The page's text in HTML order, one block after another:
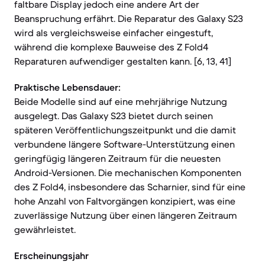
faltbare Display jedoch eine andere Art der
Beanspruchung erfährt. Die Reparatur des Galaxy S23
wird als vergleichsweise einfacher eingestuft,
während die komplexe Bauweise des Z Fold4
Reparaturen aufwendiger gestalten kann. [6, 13, 41]
Praktische Lebensdauer:
Beide Modelle sind auf eine mehrjährige Nutzung
ausgelegt. Das Galaxy S23 bietet durch seinen
späteren Veröffentlichungszeitpunkt und die damit
verbundene längere Software-Unterstützung einen
geringfügig längeren Zeitraum für die neuesten
Android-Versionen. Die mechanischen Komponenten
des Z Fold4, insbesondere das Scharnier, sind für eine
hohe Anzahl von Faltvorgängen konzipiert, was eine
zuverlässige Nutzung über einen längeren Zeitraum
gewährleistet.
Erscheinungsjahr